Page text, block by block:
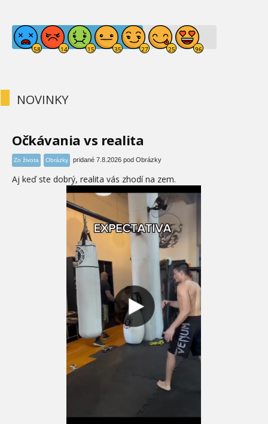
NOVINKY
Očkávania vs realita
Zo života Obrázky pridané 7.8.2026 pod Obrázky
Aj keď ste dobrý, realita vás zhodí na zem.